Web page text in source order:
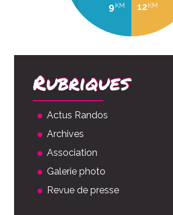
9KM
12KM
Rubriques
Actus Randos
Archives
Association
Galerie photo
Revue de presse